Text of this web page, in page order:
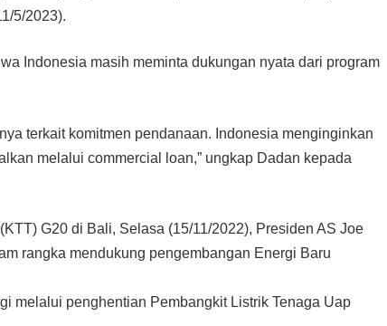
5/2023).
Indonesia masih meminta dukungan nyata dari program
terkait komitmen pendanaan. Indonesia menginginkan
melalui commercial loan,” ungkap Dadan kepada
G20 di Bali, Selasa (15/11/2022), Presiden AS Joe
rangka mendukung pengembangan Energi Baru
melalui penghentian Pembangkit Listrik Tenaga Uap